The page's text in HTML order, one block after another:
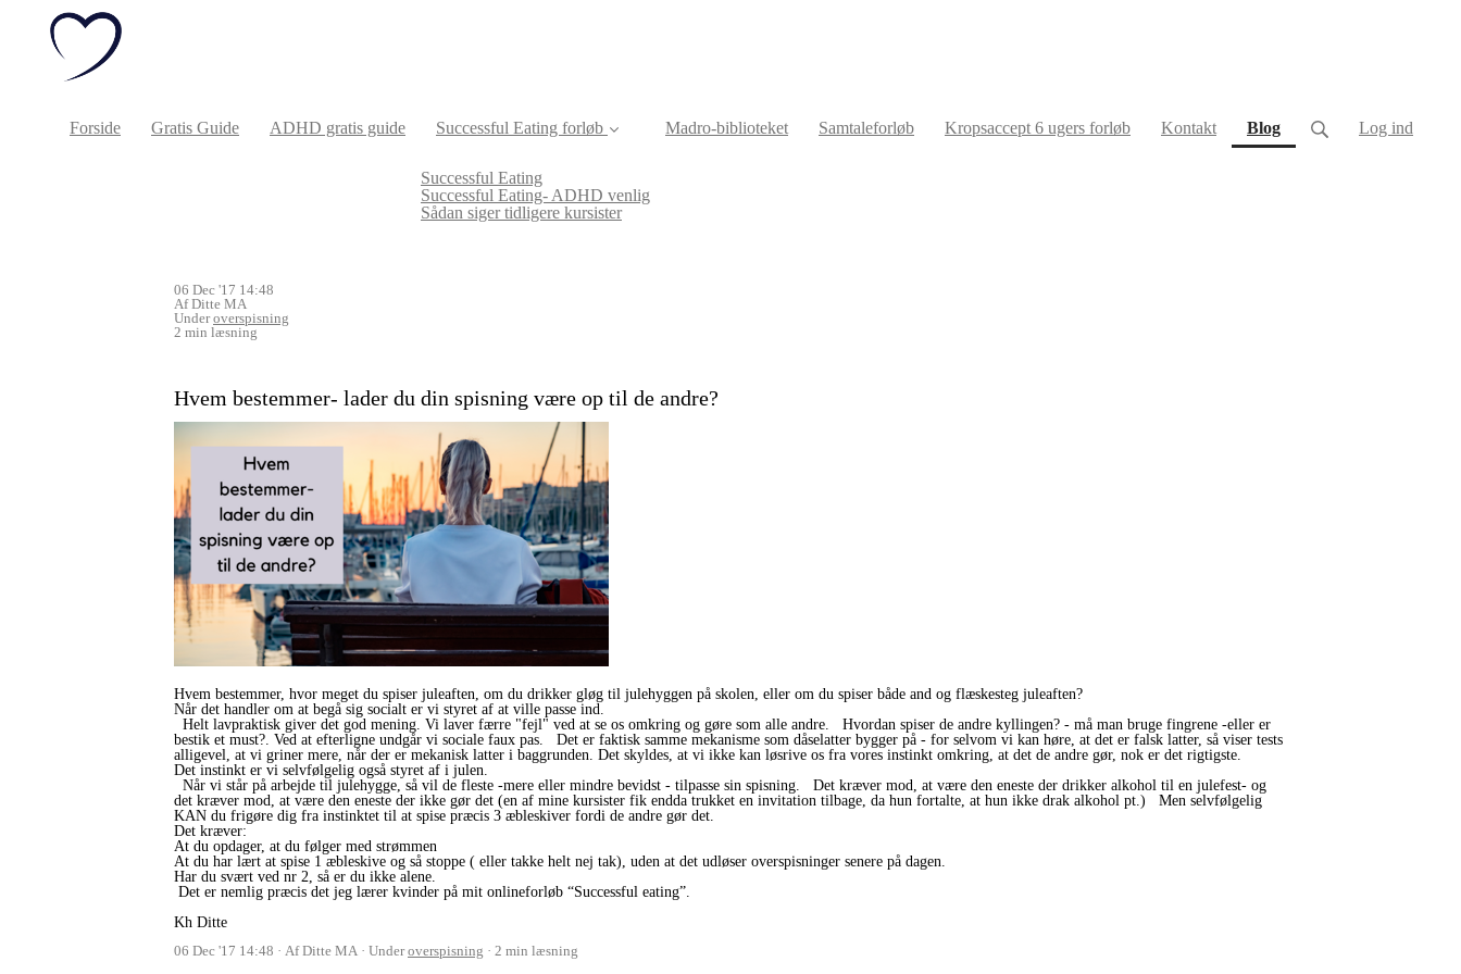
Forside Gratis Guide ADHD gratis guide Successful Eating forløb
Successful Eating
Successful Eating- ADHD venlig
Sådan siger tidligere kursister
Madro-biblioteket Samtaleforløb Kropsaccept 6 ugers forløb Kontakt Blog(current) Log ind
06 Dec '17 14:48
Af Ditte MA
Underoverspisning
2 min læsning
Hvem bestemmer- lader du din spisning være op til de andre?
Hvem bestemmer, hvor meget du spiser juleaften, om du drikker gløg til julehyggen på skolen, eller om du spiser både and og flæskesteg juleaften?
Når det handler om at begå sig socialt er vi styret af at ville passe ind.
Helt lavpraktisk giver det god mening. Vi laver færre "fejl" ved at se os omkring og gøre som alle andre. Hvordan spiser de andre kyllingen? - må man bruge fingrene -eller er
bestik et must?. Ved at efterligne undgår vi sociale faux pas. Det er faktisk samme mekanisme som dåselatter bygger på - for selvom vi kan høre, at det er falsk latter, så viser tests
alligevel, at vi griner mere, når der er mekanisk latter i baggrunden. Det skyldes, at vi ikke kan løsrive os fra vores instinkt omkring, at det de andre gør, nok er det rigtigste.
Det instinkt er vi selvfølgelig også styret af i julen.
Når vi står på arbejde til julehygge, så vil de fleste -mere eller mindre bevidst - tilpasse sin spisning. Det kræver mod, at være den eneste der drikker alkohol til en julefest- og
det kræver mod, at være den eneste der ikke gør det (en af mine kursister fik endda trukket en invitation tilbage, da hun fortalte, at hun ikke drak alkohol pt.) Men selvfølgelig
KAN du frigøre dig fra instinktet til at spise præcis 3 æbleskiver fordi de andre gør det.
Det kræver:
At du opdager, at du følger med strømmen
At du har lært at spise 1 æbleskive og så stoppe ( eller takke helt nej tak), uden at det udløser overspisninger senere på dagen.
Har du svært ved nr 2, så er du ikke alene.
Det er nemlig præcis det jeg lærer kvinder på mit onlineforløb “Successful eating”.
Kh Ditte
06 Dec '17 14:48
Af Ditte MA Underoverspisning 2 min læsning